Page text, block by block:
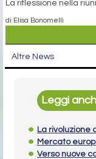
La riflessione nella
di Elisa Bonomelli
Altre News
Leggi
La rivoluzione
Mercato
Verso nuove